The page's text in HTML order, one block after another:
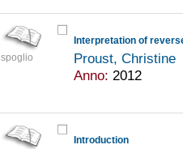
spoglio
Proust, Christine
Anno: 2012
Introduction